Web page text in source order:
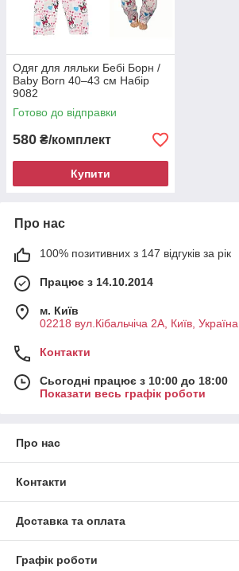
Одяг для ляльки Бебі Борн /
Baby Born 40–43 см Набір
9082
Готово до відправки
580 ₴/комплект
Купити
Про нас
100% позитивних з 147 відгуків за рік
Працює з 14.10.2014
м. Київ
02218 вул.Кібальчіча 2А, Київ, Україна
Контакти
Сьогодні працює з 10:00 до 18:00
Показати весь графік роботи
Про нас
Контакти
Доставка та оплата
Графік роботи